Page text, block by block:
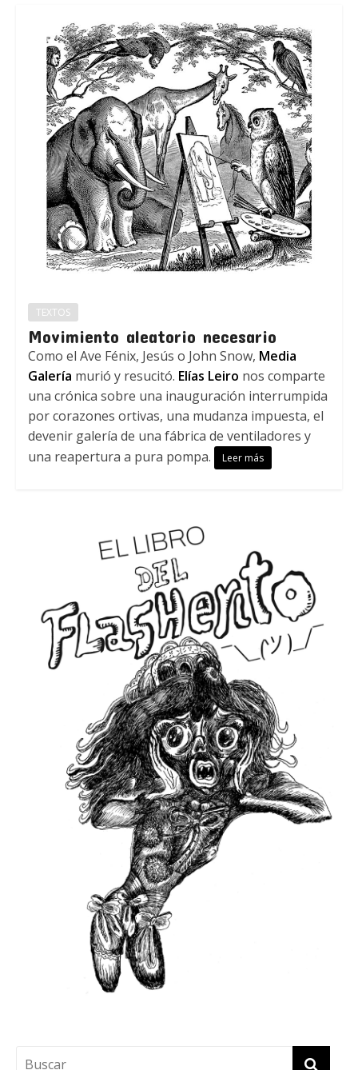
TEXTOS
Movimiento aleatorio necesario
Como el Ave Fénix, Jesús o John Snow, Media
Galería murió y resucitó. Elías Leiro nos comparte
una crónica sobre una inauguración interrumpida
por corazones ortivas, una mudanza impuesta, el
devenir galería de una fábrica de ventiladores y
una reapertura a pura pompa.
Leer más